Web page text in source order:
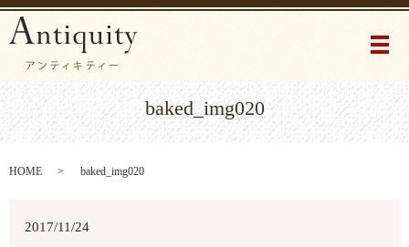
メ
baked_img020
HOME baked_img020
2017/11/24